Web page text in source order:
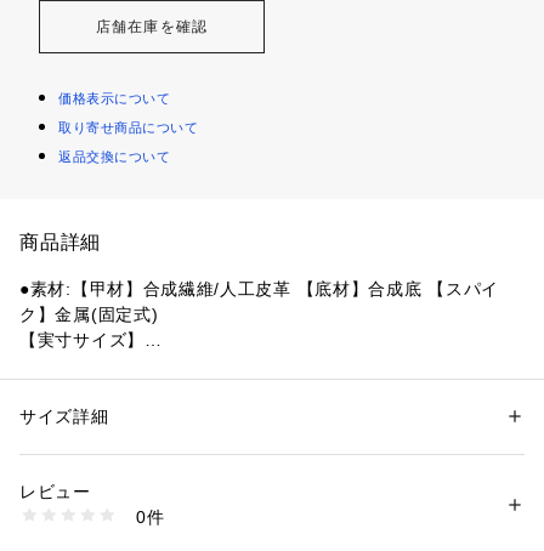
店舗在庫を確認
価格表示について
取り寄せ商品について
返品交換について
商品詳細
●素材:【甲材】合成繊維/人工皮革 【底材】合成底 【スパイ
ク】金属(固定式)
【実寸サイズ】
●MIZUNO ENERZYを搭載した新スパイク。未知なる反発を追
●オールウェザートラック専用/短距離用
●用途:100・200m
性別：レディース
ニング ＞ 陸上シューズ
1540000361806
サイズ詳細
レビュー
0件